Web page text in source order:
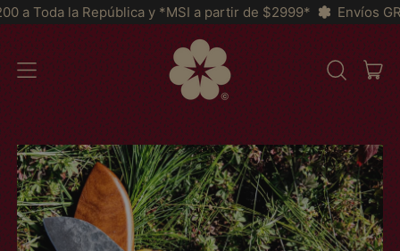
y *MSI a partir de $2999* Envíos GRATIS a partir
MENU
BUSCAR
EM
NOSSO
SITE